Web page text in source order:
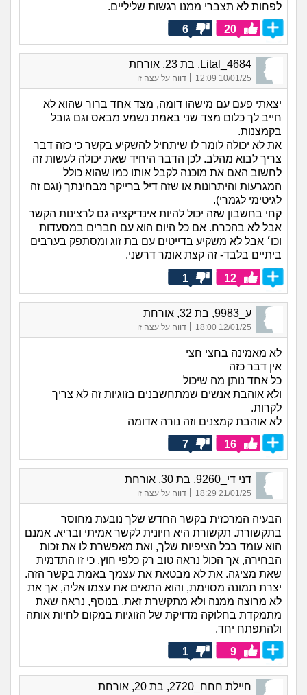
לפחות לא תצברי ממנו רגשות שליליים.
20
6
Lital_4684, בת 23, אורחת
10/01/25 12:09 דווח על עצה זו
יצאתי פעם עם מישהו דומה, מצד אחד ברור שהוא לא
חייב לך כלום מצד שני באמת נשמע מבאס וגם גובל
בקמצנות.
את לא יכולה לומר לו שיתחיל להשקיע בקשר כי כזה דבר
צריך לבוא מהלב. לכן הדבר היחיד שאת יכולה לעשות זה
לחשוב האם את מוכנה לקבל אותו כמו שהוא כולל
המגרעות והיתרונות או שזה דיל ברייקר מבחינתך (וגם זה
לגיטימי לגמרי).
קחי בחשבון שזה יכול להיות אינדיקציה גם לרצינות הקשר
אבל לא בהכרח. אם כל היום הוא עם חברים במסעדות
וכו׳ אבל לא משקיע בדייטים עם בת זוג ומסתפק בערבים
ביתיים בלבד- זה קצת אומר דרשני.
12
1
ע_9983, בת 32, אורחת
12/01/25 18:00
| דווח על עצה זו
לא מאמינה בחצי חצי
אין דבר כזה
כל אחד נותן מה שיכול
ולא אוהבת אנשים שמתחשבנים בזוגיות זה לא צריך
לקרות.
לא אוהבת קמצנים וזה נורה אדומה
16
7
דני די_9260, בת 30, אורחת
21/01/25 18:29
| דווח על עצה זו
הבעיה המרכזית בקשר החדש שלך נובעת מחוסר
בתקשורת. תקשורת היא חיונית לקשר אמיתי ובריא. אמנם
הוא עומד בכל הציפיות שלך, ואת מאפשרת לו את זכות
הבחירה, אך הכול נראה טוב רק כלפי חוץ, כי זו התדמית
שאת מציגה. את לא מבטאת את עצמך באמת בקשר הזה.
יצרת תמונה מסוימת, והוא התאים את עצמו אליה, אך את
לא מרוצה ממנה ולא מתקשרת זאת. בנוסף, נראה שאת
מתמקדת בחלוקה מדויקת של הזוגיות במקום לחיות אותה
ולהתפתח יחד.
9
1
חיילת חחח_2720, בת 20, אורחת